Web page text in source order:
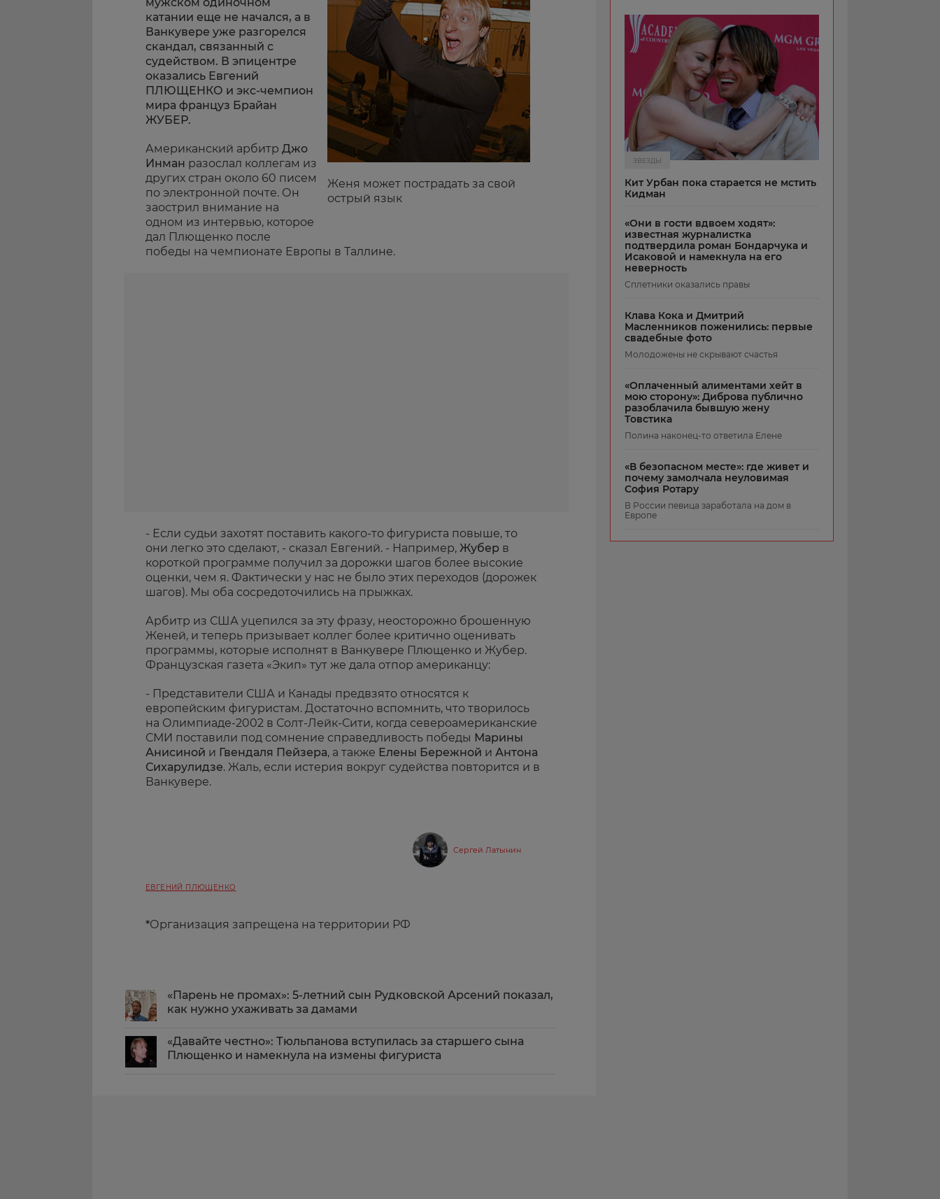
Женя может пострадать за свой
острый язык
катании еще не начался, а в
Ванкувере уже разгорелся
скандал, связанный с
судейством. В эпицентре
оказались Евгений
ПЛЮЩЕНКО и экс-чемпион
мира француз Брайан
ЖУБЕР.
Американский арбитр Джо
Инман разослал коллегам из
других стран около 60 писем
по электронной почте. Он
заострил внимание на
одном из интервью, которое
дал Плющенко после
победы на чемпионате Европы в Таллине.
- Если судьи захотят поставить какого-то фигуриста повыше, то
они легко это сделают, - сказал Евгений. - Например, Жубер в
короткой программе получил за дорожки шагов более высокие
оценки, чем я. Фактически у нас не было этих переходов (дорожек
шагов). Мы оба сосредоточились на прыжках.
Арбитр из США уцепился за эту фразу, неосторожно брошенную
Женей, и теперь призывает коллег более критично оценивать
программы, которые исполнят в Ванкувере Плющенко и Жубер.
Французская газета «Экип» тут же дала отпор американцу:
- Представители США и Канады предвзято относятся к
европейским фигуристам. Достаточно вспомнить, что творилось
на Олимпиаде-2002 в Солт-Лейк-Сити, когда североамериканские
СМИ поставили под сомнение справедливость победы Марины
Анисиной и Гвендаля Пейзера, а также Елены Бережной и Антона
Сихарулидзе. Жаль, если истерия вокруг судейства повторится и в
Ванкувере.
Сергей Латынин
ЕВГЕНИЙ ПЛЮЩЕНКО
*Организация запрещена на территории РФ
«Парень не промах»: 5-летний сын Рудковской Арсений показал,
как нужно ухаживать за дамами
«Давайте честно»: Тюльпанова вступилась за старшего сына
Плющенко и намекнула на измены фигуриста
ЗВЕЗДЫ
Кит Урбан пока старается не мстить
Кидман
«Они в гости вдвоем ходят»:
известная журналистка
подтвердила роман Бондарчука и
Исаковой и намекнула на его
неверность
Сплетники оказались правы
Клава Кока и Дмитрий
Масленников поженились: первые
свадебные фото
Молодожены не скрывают счастья
«Оплаченный алиментами хейт в
мою сторону»: Диброва публично
разоблачила бывшую жену
Товстика
Полина наконец-то ответила Елене
«В безопасном месте»: где живет и
почему замолчала неуловимая
София Ротару
В России певица заработала на дом в
Европе